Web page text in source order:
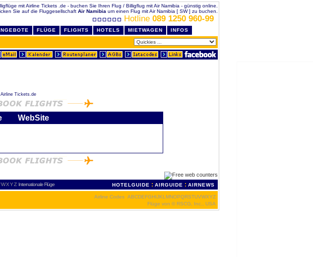
mit Airline Tickets .de - buchen Sie Ihren Flug / Billigflug mit Air Namibia - günstig online.
Sie auf die Fluggesellschaft Air Namibia um einen Flug mit Air Namibia [ SW ] zu buchen.
Hotline 089 1250 960-99
FLÜGE FLIGHTS HOTELS MIETWAGEN INFOS
Tickets.de
WebSite
WXYZ Internationale Flüge HOTELGUIDE : AIRGUIDE : AIRNEWS
Airline Codes ABCDEFGHIJKL MNOPQRSTUVWXYZ
Flüge von © RSCG, Inc., USA